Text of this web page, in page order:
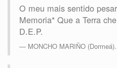
O meu mais sentido
Memoria* Que a Terra
D.E.P.
MONCHO MARIÑO (Dormeá).